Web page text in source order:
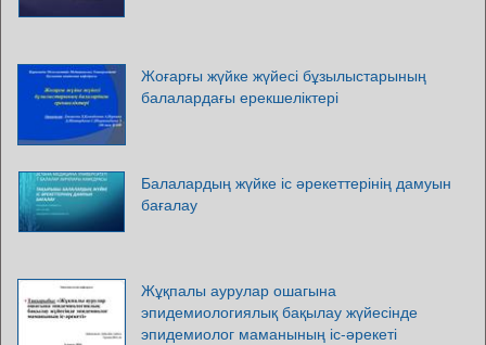
Жоғарғы жүйке жүйесі бұзылыстарының
балалардағы ерекшеліктері
Балалардың жүйке іс әрекеттерінің дамуын
бағалау
Жұқпалы аурулар ошагына
эпидемиологиялық бақылау жүйесінде
эпидемиолог маманының іс-әрекеті